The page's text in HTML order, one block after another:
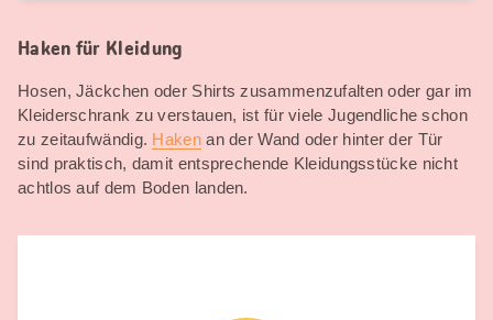
Haken für Kleidung
Hosen, Jäckchen oder Shirts zusammenzufalten oder gar im
Kleiderschrank zu verstauen, ist für viele Jugendliche schon
zu zeitaufwändig. Hakenan der Wand oder hinter der Tür
sind praktisch, damit entsprechende Kleidungsstücke nicht
achtlos auf dem Boden landen.